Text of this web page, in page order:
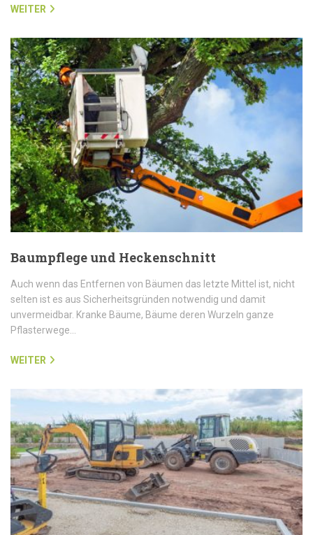
WEITER
Baumpflege und Heckenschnitt
Auch wenn das Entfernen von Bäumen das letzte Mittel ist, nicht
selten ist es aus Sicherheitsgründen notwendig und damit
unvermeidbar. Kranke Bäume, Bäume deren Wurzeln ganze
Pflasterwege…
WEITER